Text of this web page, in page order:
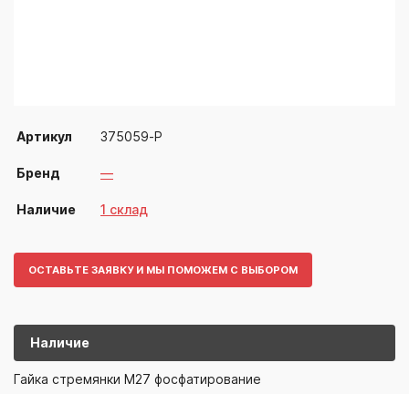
Артикул 375059-Р
Бренд —
Наличие 1 склад
ОСТАВЬТЕ ЗАЯВКУ И МЫ ПОМОЖЕМ С ВЫБОРОМ
Наличие
375059-Р—
Гайка стремянки М27 фосфатирование